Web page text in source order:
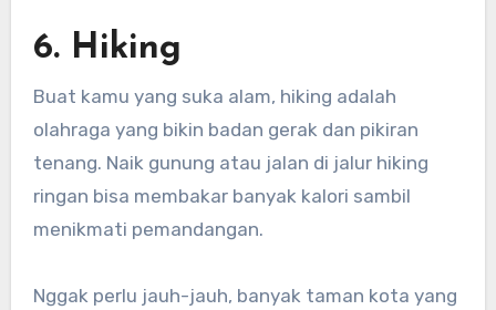
6. Hiking
Buat kamu yang suka alam, hiking adalah
olahraga yang bikin badan gerak dan pikiran
tenang. Naik gunung atau jalan di jalur hiking
ringan bisa membakar banyak kalori sambil
menikmati pemandangan.
Nggak perlu jauh-jauh, banyak taman kota yang